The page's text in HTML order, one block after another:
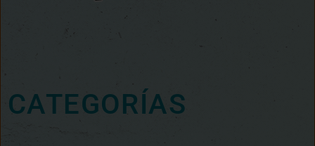
CATEGORÍAS